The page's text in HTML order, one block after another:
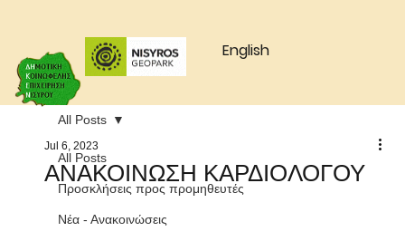
English
All Posts
Προσκλήσεις προς προμηθευτές
Νέα - Ανακοινώσεις
All Posts
ΑΝΑΚΟΙΝΩΣΗ ΚΑΡΔΙΟΛΟΓΟΥ
Jul 6, 2023